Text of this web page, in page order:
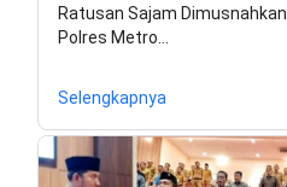
Ratusan Sajam Dimusnahkan
Polres Metro…
Selengkapnya